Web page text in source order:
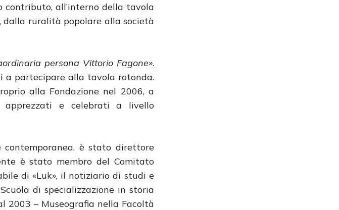
contributo, all’interno della tavola
dalla ruralità popolare alla società
persona Vittorio Fagone».
a partecipare alla tavola rotonda.
alla Fondazione nel 2006, a
e celebrati a livello
contemporanea, è stato direttore
è stato membro del Comitato
di «Luk», il notiziario di studi e
di specializzazione in storia
2003 – Museografia nella Facoltà